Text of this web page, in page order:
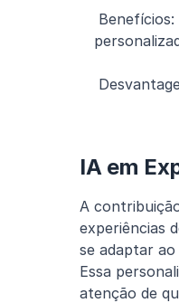
IA em
A
experiências
se adaptar
Essa
atenção de